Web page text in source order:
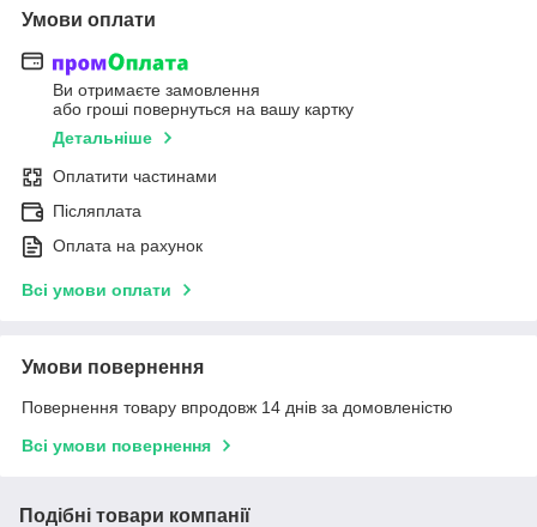
Умови оплати
Ви отримаєте замовлення
або гроші повернуться на вашу картку
Детальніше
Оплатити частинами
Післяплата
Оплата на рахунок
Всі умови оплати
Умови повернення
Повернення товару впродовж 14 днів за домовленістю
Всі умови повернення
Подібні товари компанії